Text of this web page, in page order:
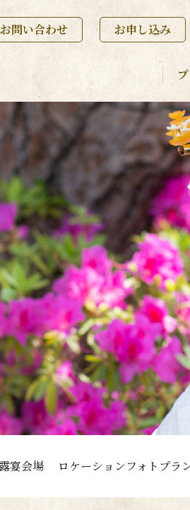
お問い合わせ お申し込み
宴会場 ロケーションフォトプラ